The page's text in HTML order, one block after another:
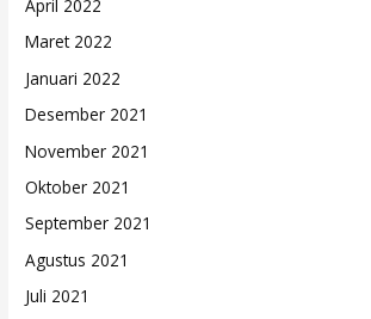
April 2022
Maret 2022
Januari 2022
Desember 2021
November 2021
Oktober 2021
September 2021
Agustus 2021
Juli 2021